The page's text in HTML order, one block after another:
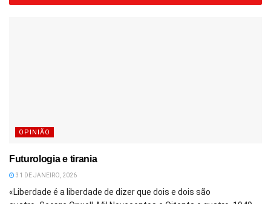
OPINIÃO
Futurologia e tirania
31 DE JANEIRO, 2026
«Liberdade é a liberdade de dizer que dois e dois são